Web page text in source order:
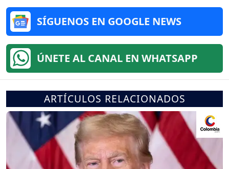
SÍGUENOS EN GOOGLE NEWS
ÚNETE AL CANAL EN WHATSAPP
ARTÍCULOS RELACIONADOS